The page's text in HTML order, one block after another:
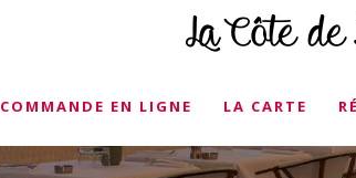
COMMANDE EN LIGNE LA CARTE